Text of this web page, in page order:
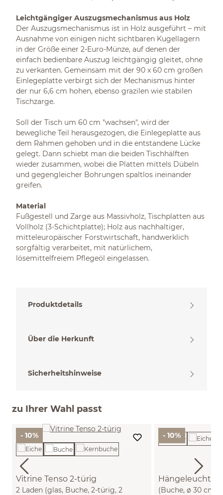
Leichtgängiger Auszugsmechanismus aus Holz
Der Auszugsmechanismus ist in Holz ausgeführt – mit
Ausnahme von einigen nicht sichtbaren Kugellagern
in der Größe einer 2-Euro-Münze, auf denen der
einfach bedienbare Auszug leichtgängig gleitet, ohne
zu verkanten. Gemeinsam mit der 90 x 60 cm großen
Einlegeplatte verbirgt sich der Mechanismus hinter
der nur 6,6 cm hohen, ebenso grazilen wie stabilen
Tischzarge.
Soll der Tisch um 60 cm "wachsen", wird der
bewegliche Teil herausgezogen, die Einlegeplatte aus
dem Rahmen gehoben und in die entstandene Lücke
gelegt. Dann schiebt man die beiden Tischhälften
wieder zusammen, wobei die Platten mittels Dübeln
und gegengleicher Bohrungen spaltlos ineinander
greifen.
Material
Fußgestell und Zarge aus Massivholz, Tischplatten aus
Vollholz (3-Schichtplatte); Holz aus nachhaltiger,
mitteleuropäischer Forstwirtschaft, handwerklich
sorgfältig verarbeitet, mit natürlichem,
lösemittelfreiem Pflegeöl eingelassen.
Produktdetails
Über die Herkunft
Sicherheitshinweise
zu Ihrer Wahl passt
- 10%
Vitrine Tenso 2-türig
2 Laden (glas, Buche, 2-türig, 2
- 10%
Hängeleuchte
(Buche, ø 30 cm)